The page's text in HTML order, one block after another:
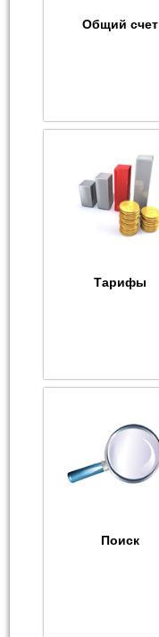
Общий счет
Тарифы
Поиск